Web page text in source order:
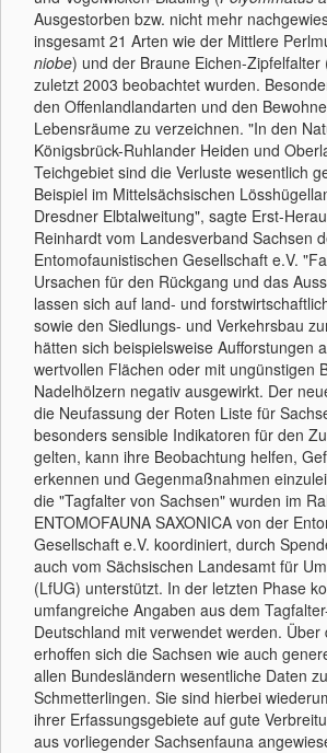
Ausgestorben bzw. nicht mehr
insgesamt 21 Arten wie der Mittlere
niobe) und der Braune Eichen-Zipfelfalter
zuletzt 2003 beobachtet wurden.
den Offenlandlandarten und den
Lebensräume zu verzeichnen. "In den
Königsbrück-Ruhlander Heiden und
Teichgebiet sind die Verluste wesentlich
Beispiel im Mittelsächsischen
Dresdner Elbtalweitung", sagte Erst-
Reinhardt vom Landesverband Sachsen
Entomofaunistischen Gesellschaft e.V.
Ursachen für den Rückgang und das
lassen sich auf land- und
sowie den Siedlungs- und Verkehrsbau
hätten sich beispielsweise Aufforstungen
wertvollen Flächen oder mit ungünstigen
Nadelhölzern negativ ausgewirkt. Der
die Neufassung der Roten Liste für
besonders sensible Indikatoren für den
gelten, kann ihre Beobachtung helfen,
erkennen und Gegenmaßnahmen
die "Tagfalter von Sachsen" wurden im
ENTOMOFAUNA SAXONICA von der
Gesellschaft e.V. koordiniert, durch
auch vom Sächsischen Landesamt für
(LfUG) unterstützt. In der letzten Phase
umfangreiche Angaben aus dem
Deutschland mit verwendet werden. Über
erhoffen sich die Sachsen wie auch
allen Bundesländern wesentliche Daten
Schmetterlingen. Sie sind hierbei
ihrer Erfassungsgebiete auf gute
aus vorliegender Sachsenfauna